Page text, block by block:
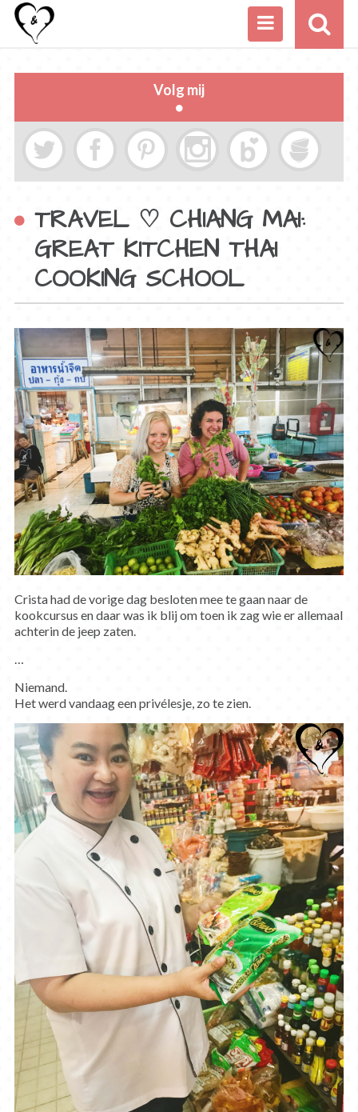
Volg mij
TRAVEL ♡ CHIANG MAI:
GREAT KITCHEN THAI
COOKING SCHOOL
Crista had de vorige dag besloten mee te gaan naar de
kookcursus en daar was ik blij om toen ik zag wie er allemaal
achterin de jeep zaten.
…
Niemand.
Het werd vandaag een privélesje, zo te zien.